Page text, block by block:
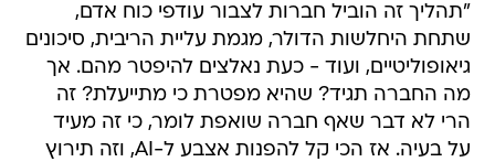
"תהליך זה הוביל חברות לצבור עודפי כוח אדם,
שתחת היחלשות הדולר, מגמת עליית הריבית, סיכונים
גיאופוליטיים, ועוד - כעת נאלצים להיפטר מהם. אך
מה החברה תגיד? שהיא מפטרת כי מתייעלת? זה
הרי לא דבר שאף חברה שואפת לומר, כי זה מעיד
על בעיה. אז הכי קל להפנות אצבע ל-AI, וזה תירוץ